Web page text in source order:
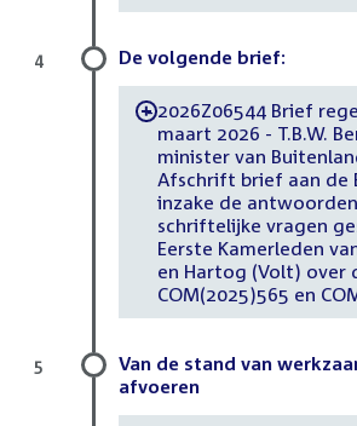
De volgende brief:
-2026Z06544 Brief
maart 2026 - T.B.W.
minister van
Afschrift brief aan de
inzake de
schriftelijke vragen
Eerste Kamerleden
en Hartog (Volt) over
COM(2025)565 en
4
Van de stand van
afvoeren
5